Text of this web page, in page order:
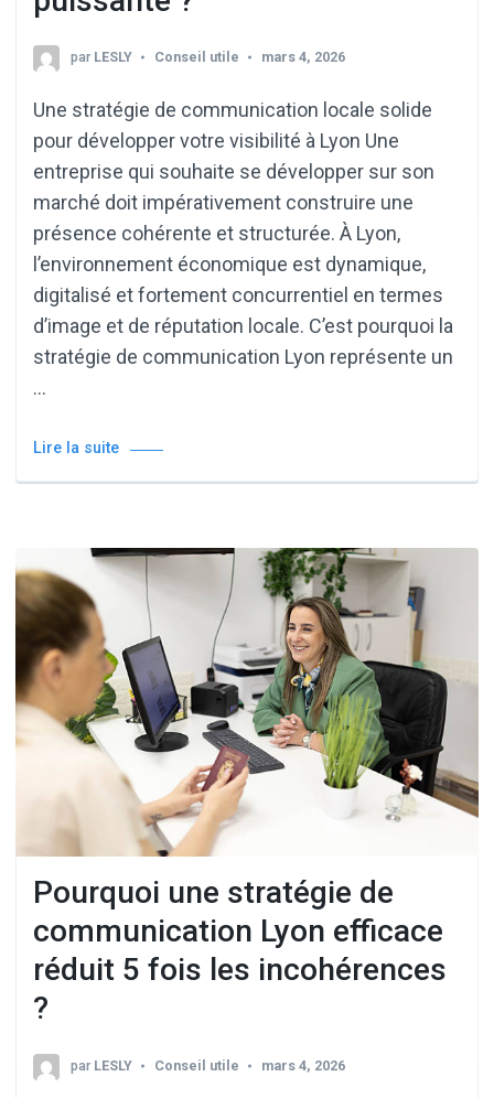
par LESLY Conseil utile mars 4, 2026
Une stratégie de communication locale solide
pour développer votre visibilité à Lyon Une
entreprise qui souhaite se développer sur son
marché doit impérativement construire une
présence cohérente et structurée. À Lyon,
l’environnement économique est dynamique,
digitalisé et fortement concurrentiel en termes
d’image et de réputation locale. C’est pourquoi la
stratégie de communication Lyon représente un
…
Lire la suite
Pourquoi une stratégie de
communication Lyon efficace
réduit 5 fois les incohérences
?
par LESLY Conseil utile mars 4, 2026